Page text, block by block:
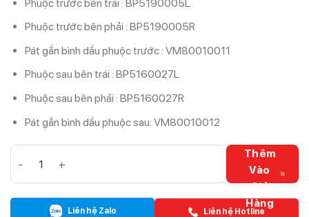
Phuộc trước bên trái : BP5190005L
Phuộc trước bên phải : BP5190005R
Pát gắn bình dầu phuộc trước : VM80010011
Phuộc sau bên trái : BP5160027L
Phuộc sau bên phải : BP5160027R
Pát gắn bình dầu phuộc sau: VM80010012
Phuộc OME BP-51 FORD RANGER (2011 - 2018) số lượng
Thêm
Vào
Giỏ
Hàng
Liên hệ Zalo Liên hệ Hotline